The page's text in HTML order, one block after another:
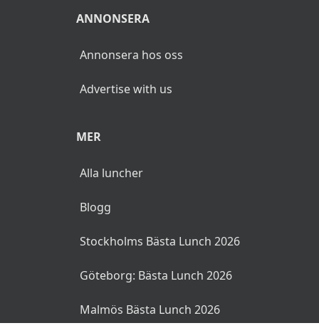
ANNONSERA
Annonsera hos oss
Advertise with us
MER
Alla luncher
Blogg
Stockholms Bästa Lunch 2026
Göteborg: Bästa Lunch 2026
Malmös Bästa Lunch 2026